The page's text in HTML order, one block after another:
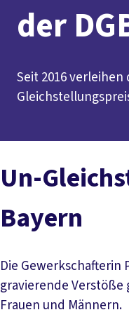
der
Seit 2016 verleihen
Un-
Bayern
Die Gewerkschafterin
gravierende Verstöße
Frauen und Männern.